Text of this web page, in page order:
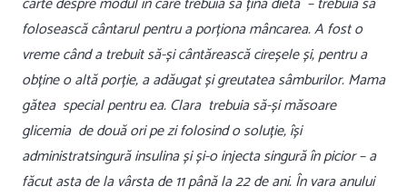
folosească cântarul pentru a porționa mâncarea. A fost o
vreme când a trebuit să-și cântărească cireșele și, pentru a
obține o altă porție, a adăugat și greutatea sâmburilor. Mama
gătea special pentru ea. Clara trebuia să-și măsoare
glicemia de două ori pe zi folosind o soluție, își
administratsingură insulina și și-o injecta ​​singură în picior – a
făcut asta de la vârsta de 11 până la 22 de ani. În vara anului